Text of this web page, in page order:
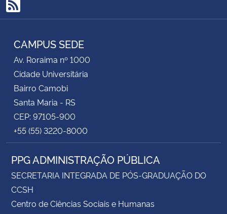
RSS
CAMPUS SEDE
Av. Roraima nº 1000
Cidade Universitária
Bairro Camobi
Santa Maria - RS
CEP: 97105-900
+55 (55) 3220-8000
PPG ADMINISTRAÇÃO PÚBLICA
SECRETARIA INTEGRADA DE PÓS-GRADUAÇÃO DO
CCSH
Centro de Ciências Sociais e Humanas